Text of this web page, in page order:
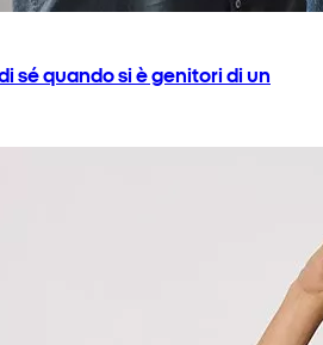
sé quando si è genitori di un